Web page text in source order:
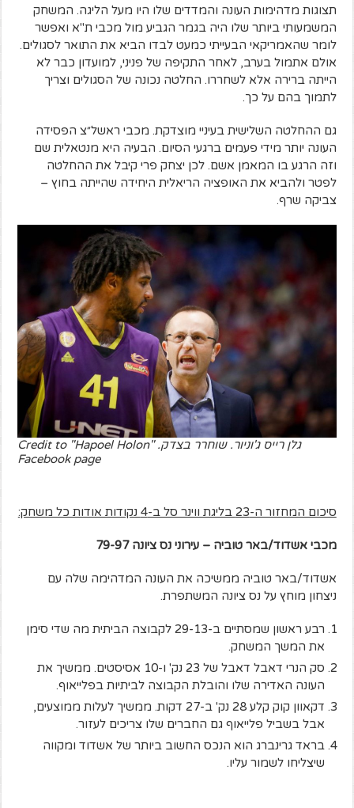
תצוגות מדהימות העונה והמדדים שלו היו מעל הליגה. המשחק
המשמעותי ביותר שלו היה בגמר הגביע מול מכבי ת"א ואפשר
לומר שהאמריקאי הבעייתי כמעט לבדו הביא את התואר לסגולים.
אולם אתמול בערב, לאחר התקיפה של פניני, למועדון כבר לא
הייתה ברירה אלא לשחררו. החלטה נכונה של הסגולים וצריך
לתמוך בהם על כך.
גם ההחלטה השלישית בעיניי מוצדקת. מכבי ראשל״צ הפסידה
העונה יותר מידי פעמים ברגעי הסיום. הבעיה היא מנטאלית שם
וזה הרגע בו המאמן אשם. לכן יצחק פרי קיבל את ההחלטה
לפטר ולהביא את האופציה הריאלית היחידה שהייתה בחוץ –
צביקה שרף.
גלן רייס ג'וניור. שוחרר בצדק. Credit to "Hapoel Holon"
Facebook page
סיכום המחזור ה-23 בליגת ווינר סל ב-4 נקודות אודות כל משחק:
מכבי אשדוד/באר טוביה – עירוני נס ציונה 79-97
אשדוד/באר טוביה ממשיכה את העונה המדהימה שלה עם
ניצחון מוחץ על נס ציונה המשתפרת.
רבע ראשון שמסתיים ב-29-13 לקבוצה הביתית מה שדי סימן
את המשך המשחק.
סק הנרי דאבל דאבל של 23 נק' ו-10 אסיסטים. ממשיך את
העונה האדירה שלו והובלת הקבוצה לביתיות בפלייאוף.
דקאוון קוק קלע 28 נק' ב-27 דקות. ממשיך לעלות ממוצעים,
אבל בשביל פלייאוף גם החברים שלו צריכים לעזור.
בראד גרינברג הוא הנכס החשוב ביותר של אשדוד ומקווה
שיצליחו לשמור עליו.